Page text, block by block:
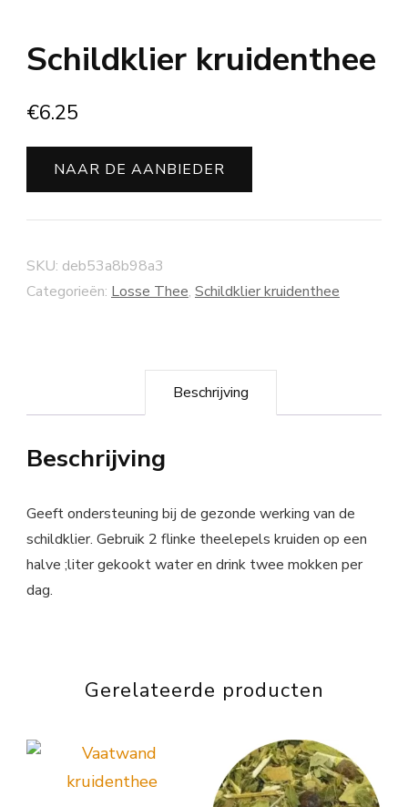
Schildklier kruidenthee
€6.25
NAAR DE AANBIEDER
SKU: deb53a8b98a3
Categorieën: Losse Thee, Schildklier kruidenthee
Beschrijving
Beschrijving
Geeft ondersteuning bij de gezonde werking van de
schildklier. Gebruik 2 flinke theelepels kruiden op een
halve ;liter gekookt water en drink twee mokken per
dag.
Gerelateerde producten